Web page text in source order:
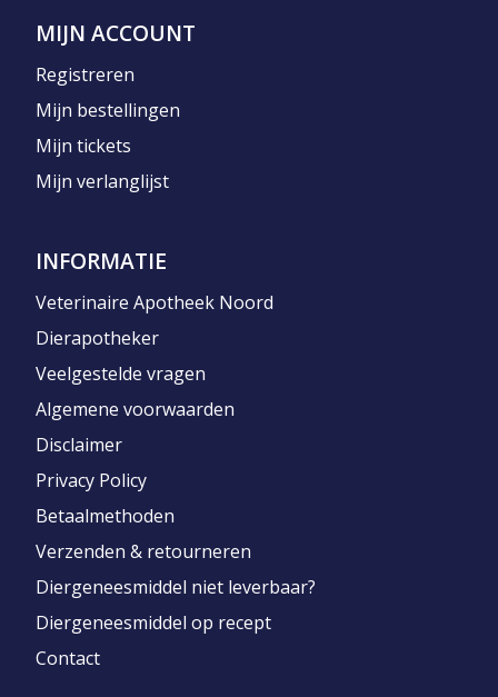
MIJN ACCOUNT
Registreren
Mijn bestellingen
Mijn tickets
Mijn verlanglijst
INFORMATIE
Veterinaire Apotheek Noord
Dierapotheker
Veelgestelde vragen
Algemene voorwaarden
Disclaimer
Privacy Policy
Betaalmethoden
Verzenden & retourneren
Diergeneesmiddel niet leverbaar?
Diergeneesmiddel op recept
Contact